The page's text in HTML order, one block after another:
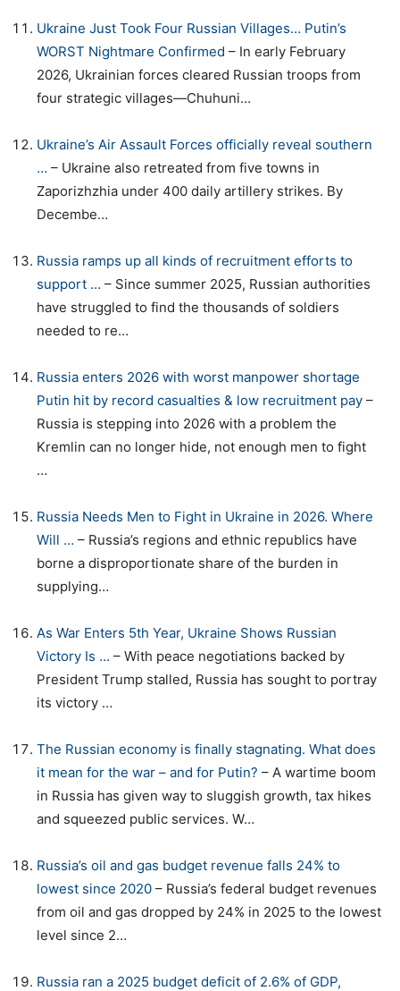
Ukraine Just Took Four Russian Villages… Putin’s
WORST Nightmare Confirmed – In early February
2026, Ukrainian forces cleared Russian troops from
four strategic villages—Chuhuni…
Ukraine’s Air Assault Forces officially reveal southern
… – Ukraine also retreated from five towns in
Zaporizhzhia under 400 daily artillery strikes. By
Decembe…
Russia ramps up all kinds of recruitment efforts to
support … – Since summer 2025, Russian authorities
have struggled to find the thousands of soldiers
needed to re…
Russia enters 2026 with worst manpower shortage
Putin hit by record casualties & low recruitment pay –
Russia is stepping into 2026 with a problem the
Kremlin can no longer hide, not enough men to fight
…
Russia Needs Men to Fight in Ukraine in 2026. Where
Will … – Russia’s regions and ethnic republics have
borne a disproportionate share of the burden in
supplying…
As War Enters 5th Year, Ukraine Shows Russian
Victory Is … – With peace negotiations backed by
President Trump stalled, Russia has sought to portray
its victory …
The Russian economy is finally stagnating. What does
it mean for the war – and for Putin? – A wartime boom
in Russia has given way to sluggish growth, tax hikes
and squeezed public services. W…
Russia’s oil and gas budget revenue falls 24% to
lowest since 2020 – Russia’s federal budget revenues
from oil and gas dropped by 24% in 2025 to the lowest
level since 2…
Russia ran a 2025 budget deficit of 2.6% of GDP,